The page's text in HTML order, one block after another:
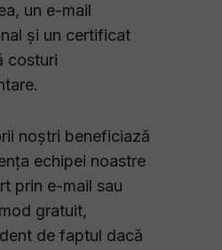
un e-mail
și un certificat
costuri
noștri beneficiază
echipei noastre
prin e-mail sau
gratuit,
de faptul dacă